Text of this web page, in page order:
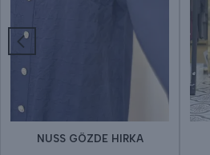
NUSS GÖZDE HIRKA